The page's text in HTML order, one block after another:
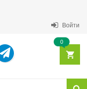
Войти
0